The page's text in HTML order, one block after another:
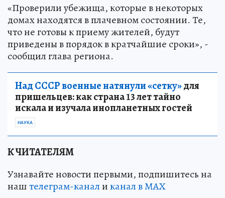
«Проверили убежища, которые в некоторых
домах находятся в плачевном состоянии. Те,
что не готовы к приему жителей, будут
приведены в порядок в кратчайшие сроки», -
сообщил глава региона.
Над СССР военные натянули «сетку»для
пришельцев: как страна 13 лет тайно
искала и изучала инопланетных гостей
НАУКА
К ЧИТАТЕЛЯМ
Узнавайте новости первыми, подпишитесь на
наштелеграм-каналиканал в МАХ